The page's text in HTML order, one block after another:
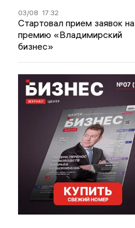
03/08 17:32
Стартовал прием заявок на
премию «Владимирский
бизнес»